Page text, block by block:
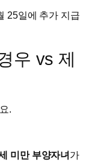
25일에 추가 지급
우 vs 제
.
미만 부양자녀가